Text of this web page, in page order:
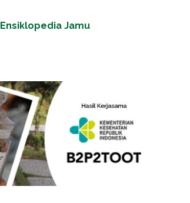
Ensiklopedia Jamu